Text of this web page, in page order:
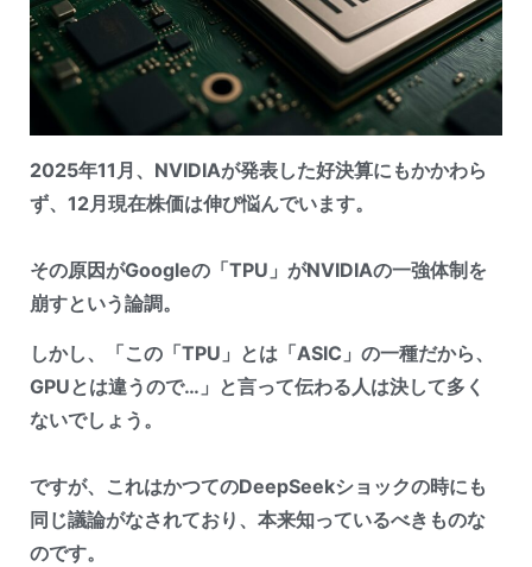
2025年11月、NVIDIAが発表した好決算にもかかわら
ず、12月現在株価は伸び悩んでいます。
その原因がGoogleの「TPU」がNVIDIAの一強体制を
崩すという論調。
しかし、「この「TPU」とは「ASIC」の一種だから、
GPUとは違うので…」と言って伝わる人は決して多く
ないでしょう。
ですが、これはかつてのDeepSeekショックの時にも
同じ議論がなされており、本来知っているべきものな
のです。